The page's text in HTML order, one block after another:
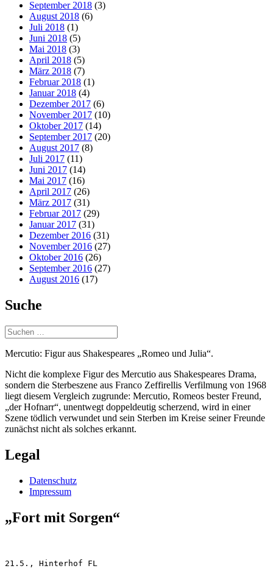
September 2018 (3)
August 2018 (6)
Juli 2018 (1)
Juni 2018 (5)
Mai 2018 (3)
April 2018 (5)
März 2018 (7)
Februar 2018 (1)
Januar 2018 (4)
Dezember 2017 (6)
November 2017 (10)
Oktober 2017 (14)
September 2017 (20)
August 2017 (8)
Juli 2017 (11)
Juni 2017 (14)
Mai 2017 (16)
April 2017 (26)
März 2017 (31)
Februar 2017 (29)
Januar 2017 (31)
Dezember 2016 (31)
November 2016 (27)
Oktober 2016 (26)
September 2016 (27)
August 2016 (17)
Suche
Suchen
nach:
Mercutio: Figur aus Shakespeares „Romeo und Julia“.
Nicht die komplexe Figur des Mercutio aus Shakespeares Drama,
sondern die Sterbeszene aus Franco Zeffirellis Verfilmung von 1968
liegt diesem Vergleich zugrunde: Mercutio, Romeos bester Freund,
„der Hofnarr“, unentwegt doppeldeutig scherzend, wird in einer
Szene tödlich verwundet und sein Sterben im Kreise seiner Freunde
zunächst nicht als solches erkannt.
Legal
Datenschutz
Impressum
„Fort mit Sorgen“
21.5., Hinterhof FL